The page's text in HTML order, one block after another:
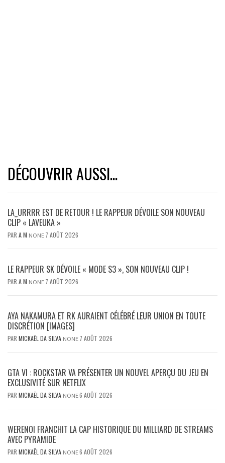
DÉCOUVRIR AUSSI...
LA_URRRR EST DE RETOUR ! LE RAPPEUR DÉVOILE SON NOUVEAU
CLIP « LAVEUKA »
PAR A M NONE 7 AOÛT 2026
LE RAPPEUR SK DÉVOILE « MODE S3 », SON NOUVEAU CLIP !
PAR A M NONE 7 AOÛT 2026
AYA NAKAMURA ET RK AURAIENT CÉLÉBRÉ LEUR UNION EN TOUTE
DISCRÉTION [IMAGES]
PAR MICKAËL DA SILVA NONE 7 AOÛT 2026
GTA VI : ROCKSTAR VA PRÉSENTER UN NOUVEL APERÇU DU JEU EN
EXCLUSIVITÉ SUR NETFLIX
PAR MICKAËL DA SILVA NONE6 AOÛT 2026
WERENOI FRANCHIT LA CAP HISTORIQUE DU MILLIARD DE STREAMS
AVEC PYRAMIDE
PAR MICKAËL DA SILVA NONE6 AOÛT 2026